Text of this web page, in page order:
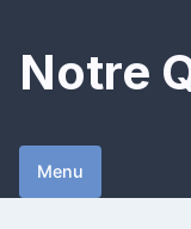
content
Notre
Menu